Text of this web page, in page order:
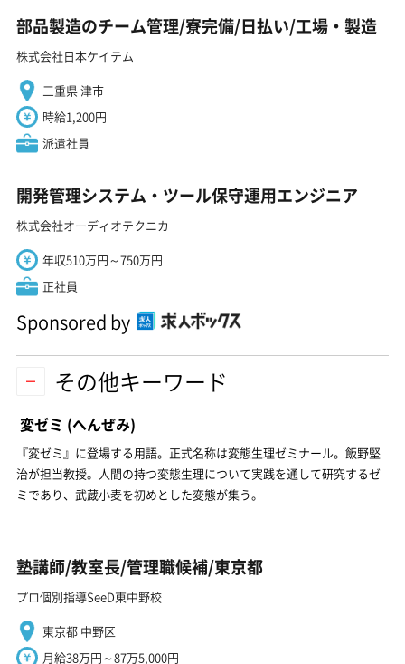
部品製造のチーム管理/寮完備/日払い/工場・製造
株式会社日本ケイテム
三重県 津市
時給1,200円
派遣社員
開発管理システム・ツール保守運用エンジニア
株式会社オーディオテクニカ
年収510万円～750万円
正社員
Sponsored by
その他キーワード
変ゼミ (へんぜみ)
『変ゼミ』に登場する用語。正式名称は変態生理ゼミナール。飯野堅
治が担当教授。人間の持つ変態生理について実践を通して研究するゼ
ミであり、武蔵小麦を初めとした変態が集う。
塾講師/教室長/管理職候補/東京都
プロ個別指導SeeD東中野校
東京都 中野区
月給38万円～87万5,000円